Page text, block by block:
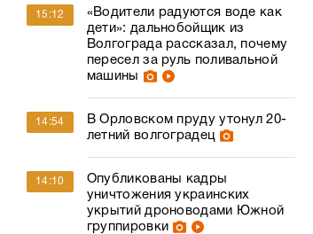
15:12
«Водители радуются воде как
дети»: дальнобойщик из
Волгограда рассказал, почему
пересел за руль поливальной
машины
14:54
В Орловском пруду утонул 20-
летний волгоградец
14:10
Опубликованы кадры
уничтожения украинских
укрытий дроноводами Южной
группировки